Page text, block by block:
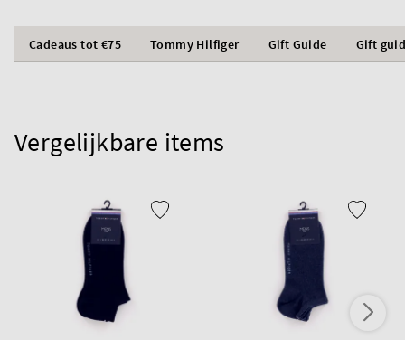
Cadeaus tot €75 Tommy Hilfiger Gift Guide Gift
Vergelijkbare items